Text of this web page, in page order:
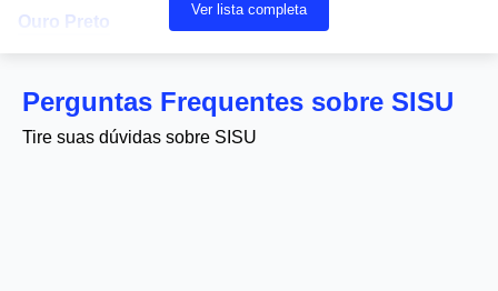
Ver lista completa
Ouro Preto
Perguntas Frequentes sobre SISU
Tire suas dúvidas sobre SISU